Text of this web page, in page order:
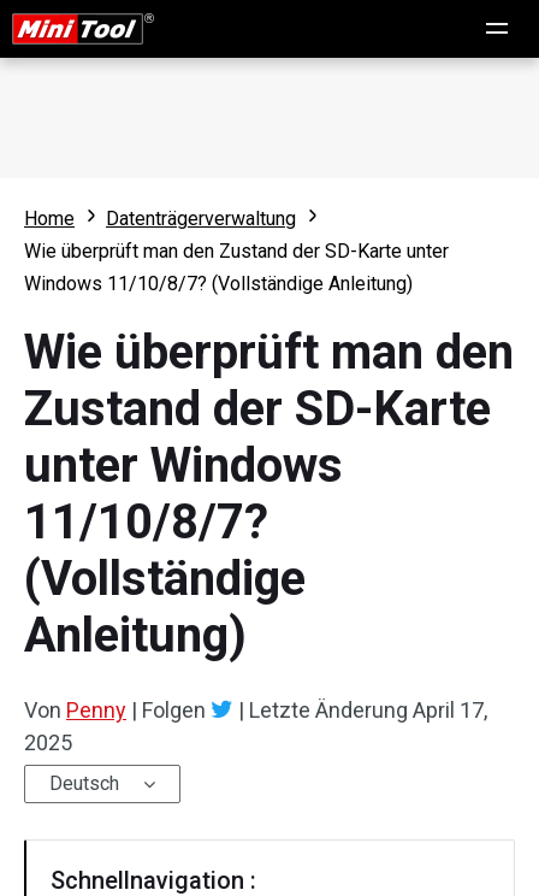
Home
Datenträgerverwaltung
Wie überprüft man den Zustand der SD-Karte unter
Windows 11/10/8/7? (Vollständige Anleitung)
Wie überprüft man den
Zustand der SD-Karte
unter Windows
11/10/8/7?
(Vollständige
Anleitung)
Von Penny | Folgen | Letzte Änderung April 17,
2025
Deutsch
Schnellnavigation :